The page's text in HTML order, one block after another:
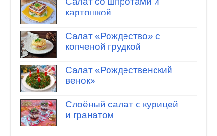
картошкой
Салат «Рождество» с
копченой грудкой
Салат «Рождественский
венок»
Слоёный салат с курицей
и гранатом